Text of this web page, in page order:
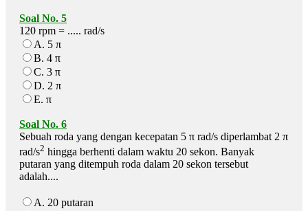
Soal No. 5
120 rpm = ..... rad/s
A. 5 π
B. 4 π
C. 3 π
D. 2 π
E. π
Soal No. 6
Sebuah roda yang dengan kecepatan 5 π rad/s diperlambat 2 π
rad/s2 hingga berhenti dalam waktu 20 sekon. Banyak
putaran yang ditempuh roda dalam 20 sekon tersebut
adalah....
A. 20 putaran